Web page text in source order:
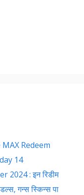
Redeem
14
2024 : इन रिडीम
गन्स स्किन्स पा